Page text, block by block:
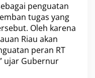
penguatan
tugas yang
Oleh karena
Riau akan
peran RT
ujar Gubernur